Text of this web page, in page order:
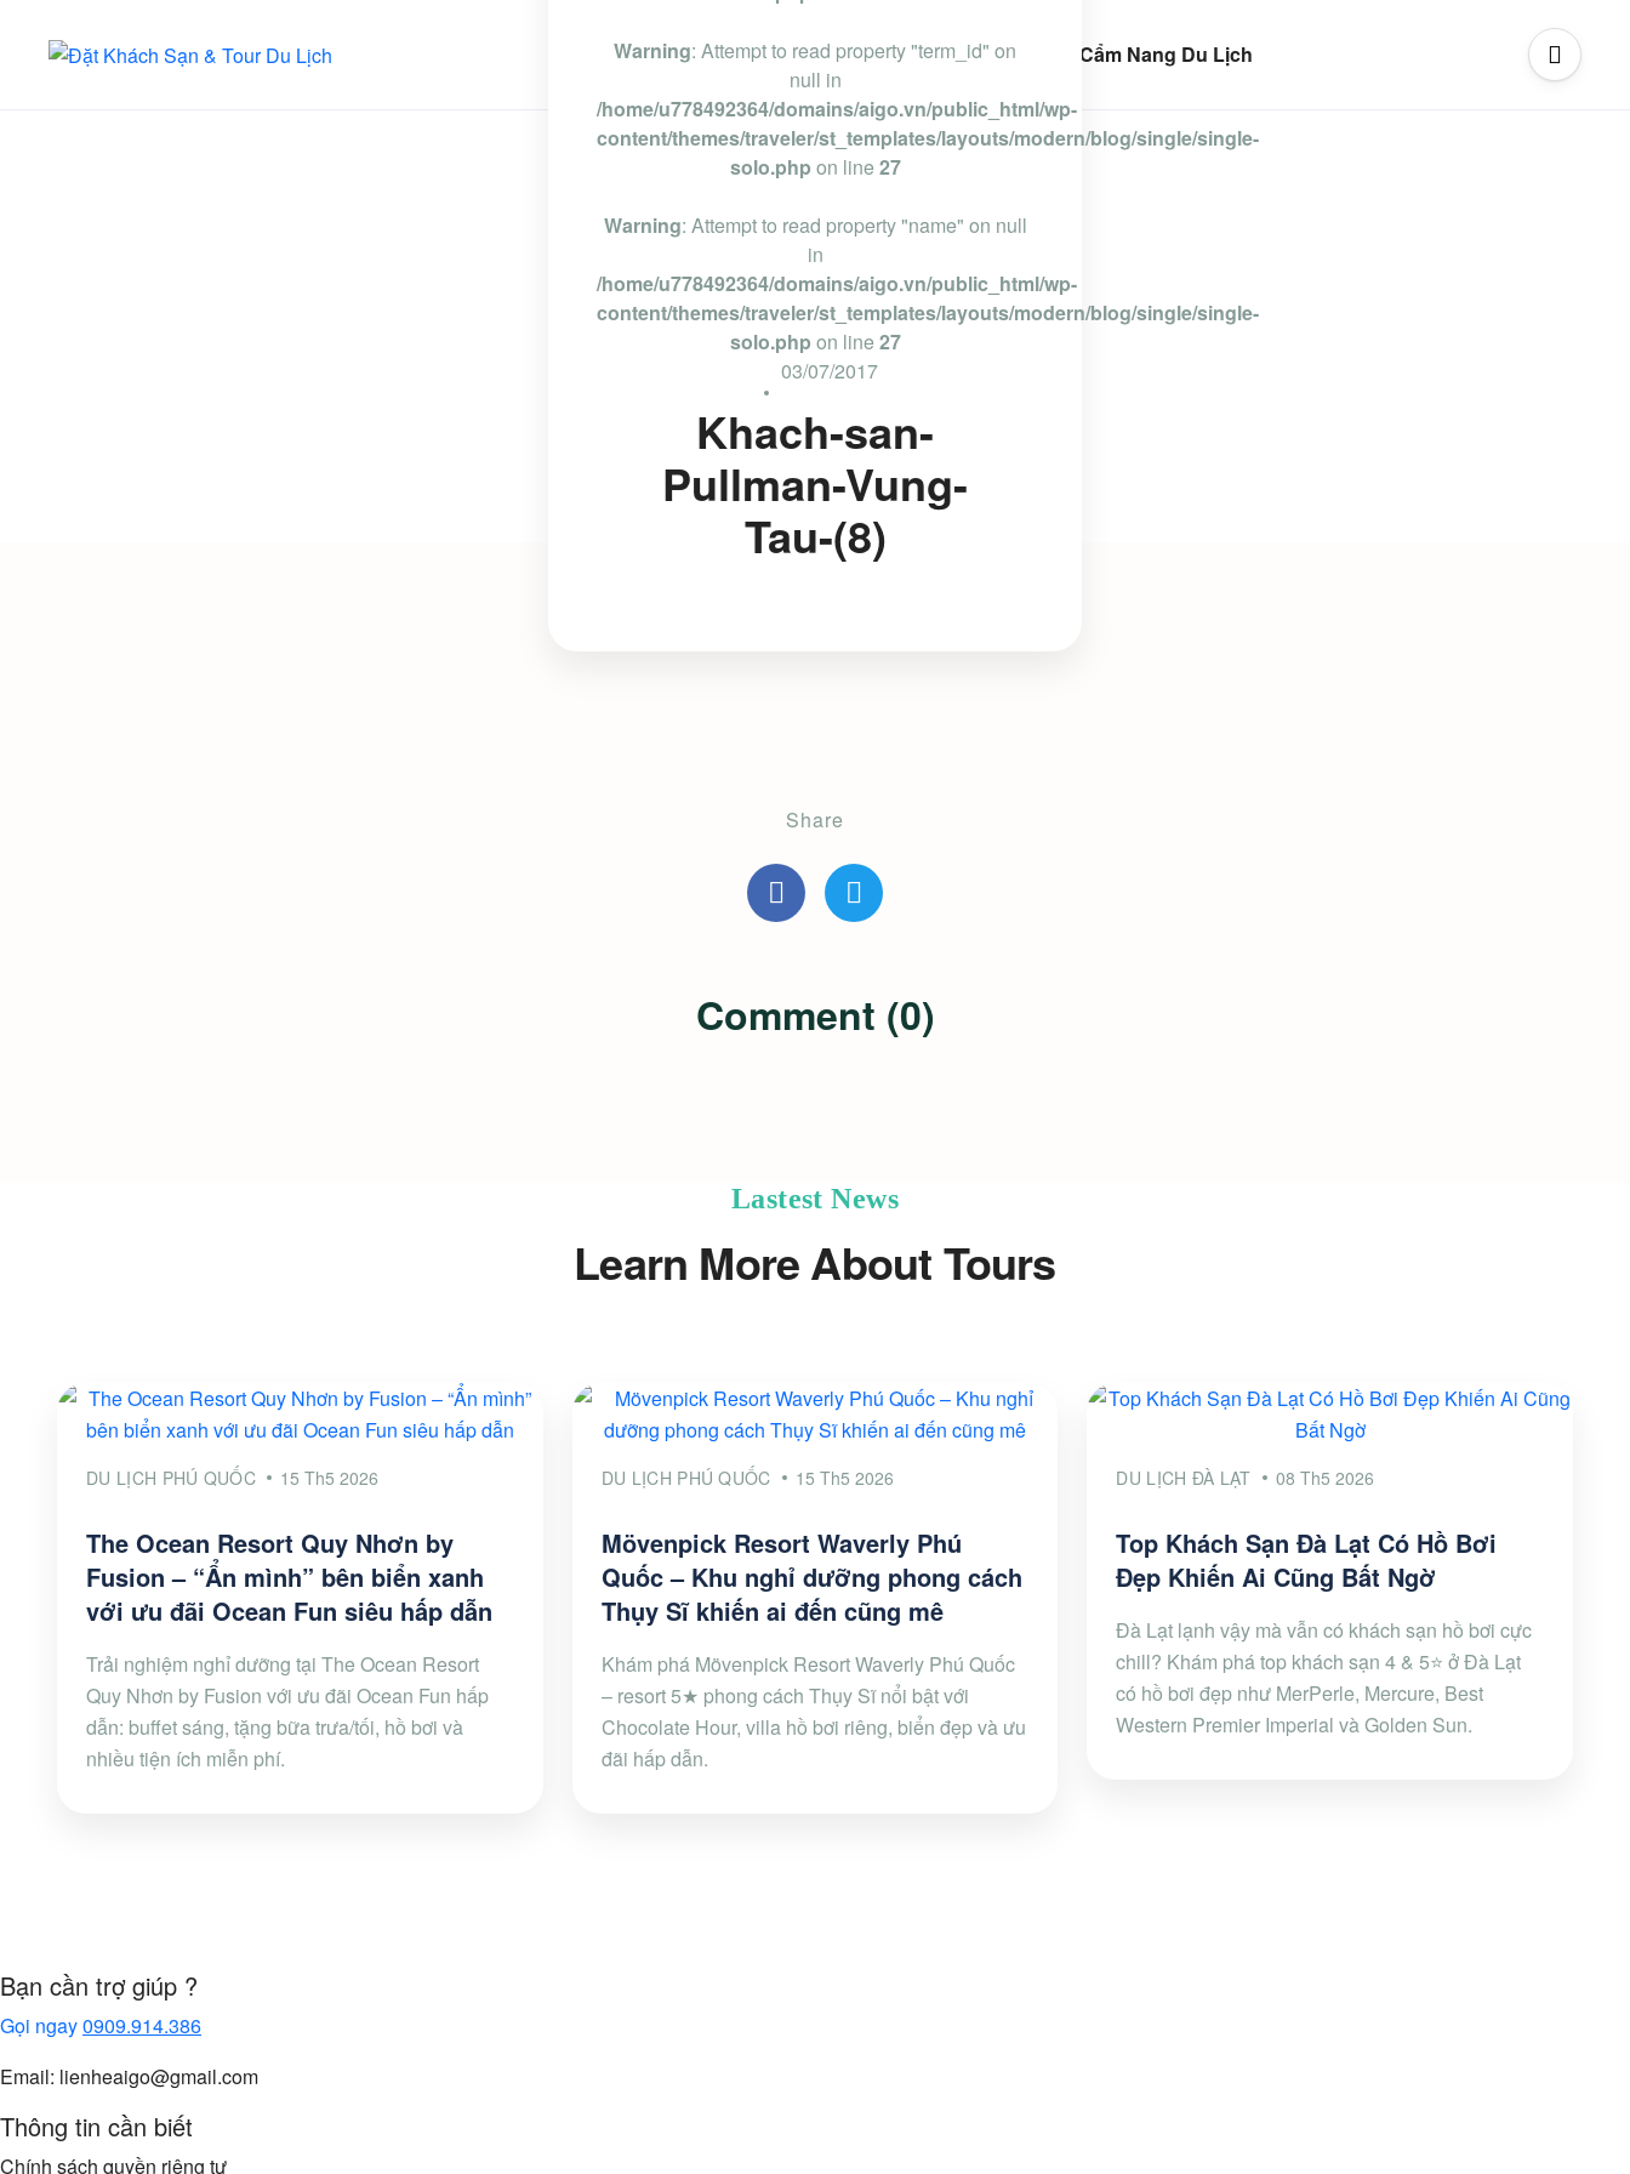
Vũng Tàu Phan Thiết Nha Trang Đà Lạt Cẩm Nang Du Lịch
Warning: Attempt to read property "term_id" on
null in
/home/u778492364/domains/aigo.vn/public_html/wp-
content/themes/traveler/st_templates/layouts/modern/blog/single/single-
solo.php on line 27
Warning: Attempt to read property "name" on null
in
/home/u778492364/domains/aigo.vn/public_html/wp-
content/themes/traveler/st_templates/layouts/modern/blog/single/single-
solo.php on line 27
03/07/2017
Khach-san-
Pullman-Vung-
Tau-(8)
Share
Comment (0)
Lastest News
Learn More About Tours
DU LỊCH PHÚ QUỐC 15 Th5 2026
The Ocean Resort Quy Nhơn by
Fusion – “Ẩn mình” bên biển xanh
với ưu đãi Ocean Fun siêu hấp dẫn
Trải nghiệm nghỉ dưỡng tại The Ocean Resort
Quy Nhơn by Fusion với ưu đãi Ocean Fun hấp
dẫn: buffet sáng, tặng bữa trưa/tối, hồ bơi và
nhiều tiện ích miễn phí.
DU LỊCH PHÚ QUỐC 15 Th5 2026
Mövenpick Resort Waverly Phú
Quốc – Khu nghỉ dưỡng phong cách
Thụy Sĩ khiến ai đến cũng mê
Khám phá Mövenpick Resort Waverly Phú Quốc
– resort 5★ phong cách Thụy Sĩ nổi bật với
Chocolate Hour, villa hồ bơi riêng, biển đẹp và ưu
đãi hấp dẫn.
DU LỊCH ĐÀ LẠT 08 Th5 2026
Top Khách Sạn Đà Lạt Có Hồ Bơi
Đẹp Khiến Ai Cũng Bất Ngờ
Đà Lạt lạnh vậy mà vẫn có khách sạn hồ bơi cực
chill? Khám phá top khách sạn 4 & 5⭐ ở Đà Lạt
có hồ bơi đẹp như MerPerle, Mercure, Best
Western Premier Imperial và Golden Sun.
Bạn cần trợ giúp ?
Gọi ngay0909.914.386
Email: lienheaigo@gmail.com
Thông tin cần biết
Chính sách quyền riêng tư